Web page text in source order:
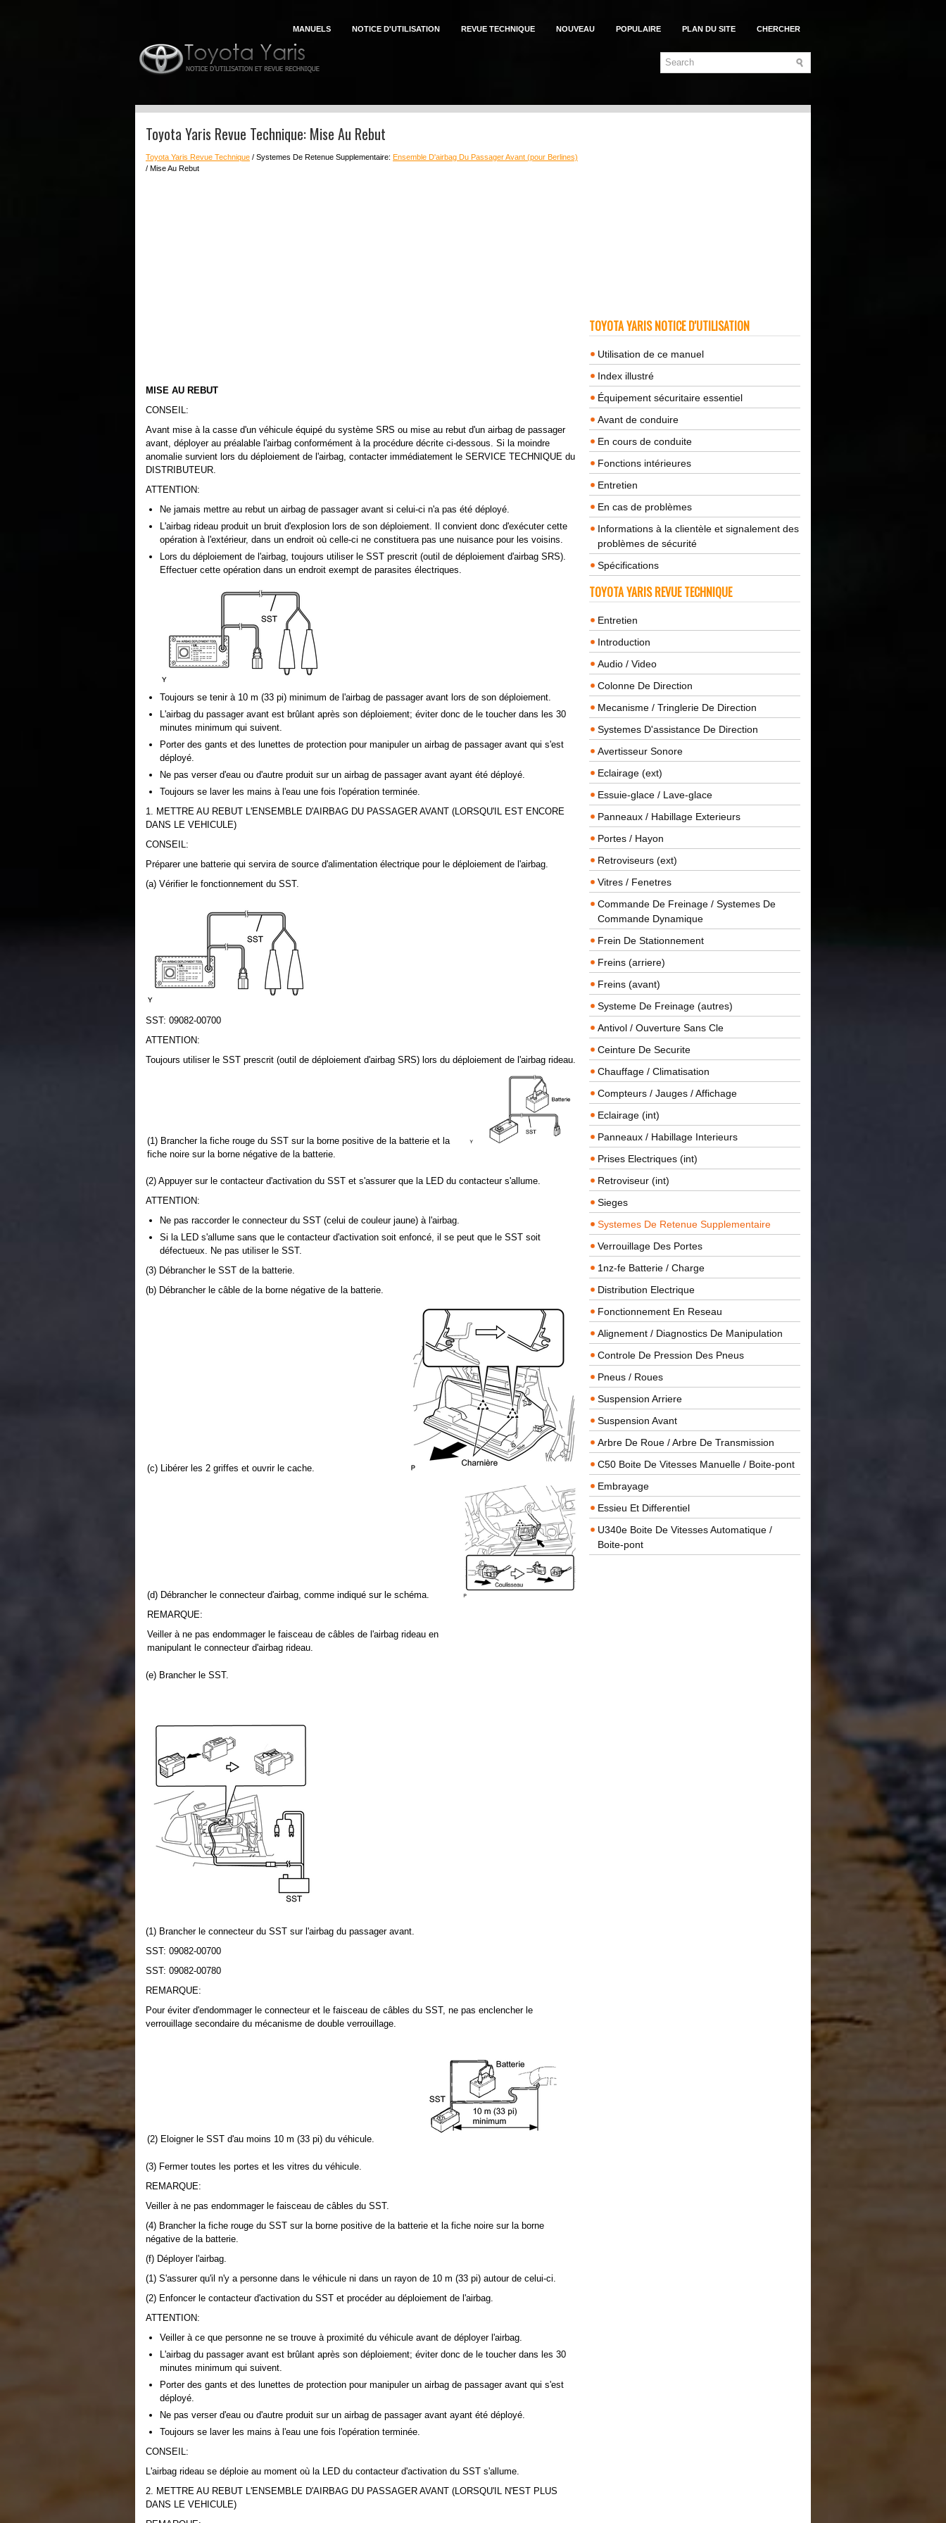
MANUELS NOTICE D'UTILISATION REVUE TECHNIQUE NOUVEAU POPULAIRE PLAN DU SITE CHERCHER
Toyota Yaris Revue Technique: Mise Au Rebut
Toyota Yaris Revue Technique / Systemes De Retenue Supplementaire: Ensemble D'airbag Du Passager Avant (pour Berlines)
/ Mise Au Rebut
MISE AU REBUT
CONSEIL:
Avant mise à la casse d'un véhicule équipé du système SRS ou mise au rebut d'un airbag de passager
avant, déployer au préalable l'airbag conformément à la procédure décrite ci-dessous. Si la moindre
anomalie survient lors du déploiement de l'airbag, contacter immédiatement le SERVICE TECHNIQUE du
DISTRIBUTEUR.
ATTENTION:
Ne jamais mettre au rebut un airbag de passager avant si celui-ci n'a pas été déployé.
L'airbag rideau produit un bruit d'explosion lors de son déploiement. Il convient donc d'exécuter cette
opération à l'extérieur, dans un endroit où celle-ci ne constituera pas une nuisance pour les voisins.
Lors du déploiement de l'airbag, toujours utiliser le SST prescrit (outil de déploiement d'airbag SRS).
Effectuer cette opération dans un endroit exempt de parasites électriques.
Toujours se tenir à 10 m (33 pi) minimum de l'airbag de passager avant lors de son déploiement.
L'airbag du passager avant est brûlant après son déploiement; éviter donc de le toucher dans les 30
minutes minimum qui suivent.
Porter des gants et des lunettes de protection pour manipuler un airbag de passager avant qui s'est
déployé.
Ne pas verser d'eau ou d'autre produit sur un airbag de passager avant ayant été déployé.
Toujours se laver les mains à l'eau une fois l'opération terminée.
1. METTRE AU REBUT L'ENSEMBLE D'AIRBAG DU PASSAGER AVANT (LORSQU'IL EST ENCORE
DANS LE VEHICULE)
CONSEIL:
Préparer une batterie qui servira de source d'alimentation électrique pour le déploiement de l'airbag.
(a) Vérifier le fonctionnement du SST.
SST: 09082-00700
ATTENTION:
Toujours utiliser le SST prescrit (outil de déploiement d'airbag SRS) lors du déploiement de l'airbag rideau.
(1) Brancher la fiche rouge du SST sur la borne positive de la batterie et la
fiche noire sur la borne négative de la batterie.
(2) Appuyer sur le contacteur d'activation du SST et s'assurer que la LED du contacteur s'allume.
ATTENTION:
Ne pas raccorder le connecteur du SST (celui de couleur jaune) à l'airbag.
Si la LED s'allume sans que le contacteur d'activation soit enfoncé, il se peut que le SST soit
défectueux. Ne pas utiliser le SST.
(3) Débrancher le SST de la batterie.
(b) Débrancher le câble de la borne négative de la batterie.
(c) Libérer les 2 griffes et ouvrir le cache.
(d) Débrancher le connecteur d'airbag, comme indiqué sur le schéma.
REMARQUE:
Veiller à ne pas endommager le faisceau de câbles de l'airbag rideau en
manipulant le connecteur d'airbag rideau.
(e) Brancher le SST.
(1) Brancher le connecteur du SST sur l'airbag du passager avant.
SST: 09082-00700
SST: 09082-00780
REMARQUE:
Pour éviter d'endommager le connecteur et le faisceau de câbles du SST, ne pas enclencher le
verrouillage secondaire du mécanisme de double verrouillage.
(2) Eloigner le SST d'au moins 10 m (33 pi) du véhicule.
(3) Fermer toutes les portes et les vitres du véhicule.
REMARQUE:
Veiller à ne pas endommager le faisceau de câbles du SST.
(4) Brancher la fiche rouge du SST sur la borne positive de la batterie et la fiche noire sur la borne
négative de la batterie.
(f) Déployer l'airbag.
(1) S'assurer qu'il n'y a personne dans le véhicule ni dans un rayon de 10 m (33 pi) autour de celui-ci.
(2) Enfoncer le contacteur d'activation du SST et procéder au déploiement de l'airbag.
ATTENTION:
Veiller à ce que personne ne se trouve à proximité du véhicule avant de déployer l'airbag.
L'airbag du passager avant est brûlant après son déploiement; éviter donc de le toucher dans les 30
minutes minimum qui suivent.
Porter des gants et des lunettes de protection pour manipuler un airbag de passager avant qui s'est
déployé.
Ne pas verser d'eau ou d'autre produit sur un airbag de passager avant ayant été déployé.
Toujours se laver les mains à l'eau une fois l'opération terminée.
CONSEIL:
L'airbag rideau se déploie au moment où la LED du contacteur d'activation du SST s'allume.
2. METTRE AU REBUT L'ENSEMBLE D'AIRBAG DU PASSAGER AVANT (LORSQU'IL N'EST PLUS
DANS LE VEHICULE)
TOYOTA YARIS NOTICE D'UTILISATION
Utilisation de ce manuel
Index illustré
Équipement sécuritaire essentiel
Avant de conduire
En cours de conduite
Fonctions intérieures
Entretien
En cas de problèmes
Informations à la clientèle et signalement des
problèmes de sécurité
Spécifications
TOYOTA YARIS REVUE TECHNIQUE
Entretien
Introduction
Audio / Video
Colonne De Direction
Mecanisme / Tringlerie De Direction
Systemes D'assistance De Direction
Avertisseur Sonore
Eclairage (ext)
Essuie-glace / Lave-glace
Panneaux / Habillage Exterieurs
Portes / Hayon
Retroviseurs (ext)
Vitres / Fenetres
Commande De Freinage / Systemes De
Commande Dynamique
Frein De Stationnement
Freins (arriere)
Freins (avant)
Systeme De Freinage (autres)
Antivol / Ouverture Sans Cle
Ceinture De Securite
Chauffage / Climatisation
Compteurs / Jauges / Affichage
Eclairage (int)
Panneaux / Habillage Interieurs
Prises Electriques (int)
Retroviseur (int)
Sieges
Systemes De Retenue Supplementaire
Verrouillage Des Portes
1nz-fe Batterie / Charge
Distribution Electrique
Fonctionnement En Reseau
Alignement / Diagnostics De Manipulation
Controle De Pression Des Pneus
Pneus / Roues
Suspension Arriere
Suspension Avant
Arbre De Roue / Arbre De Transmission
C50 Boite De Vitesses Manuelle / Boite-pont
Embrayage
Essieu Et Differentiel
U340e Boite De Vitesses Automatique /
Boite-pont